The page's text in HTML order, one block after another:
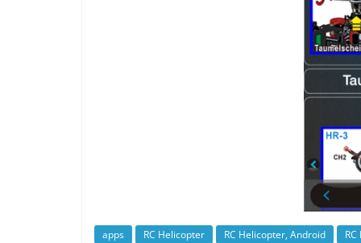
apps RC Helicopter RC Helicopter, Android